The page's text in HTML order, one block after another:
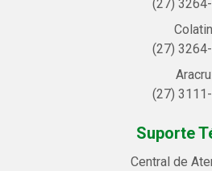
(27)
(27)
(27)
Suporte
Central de